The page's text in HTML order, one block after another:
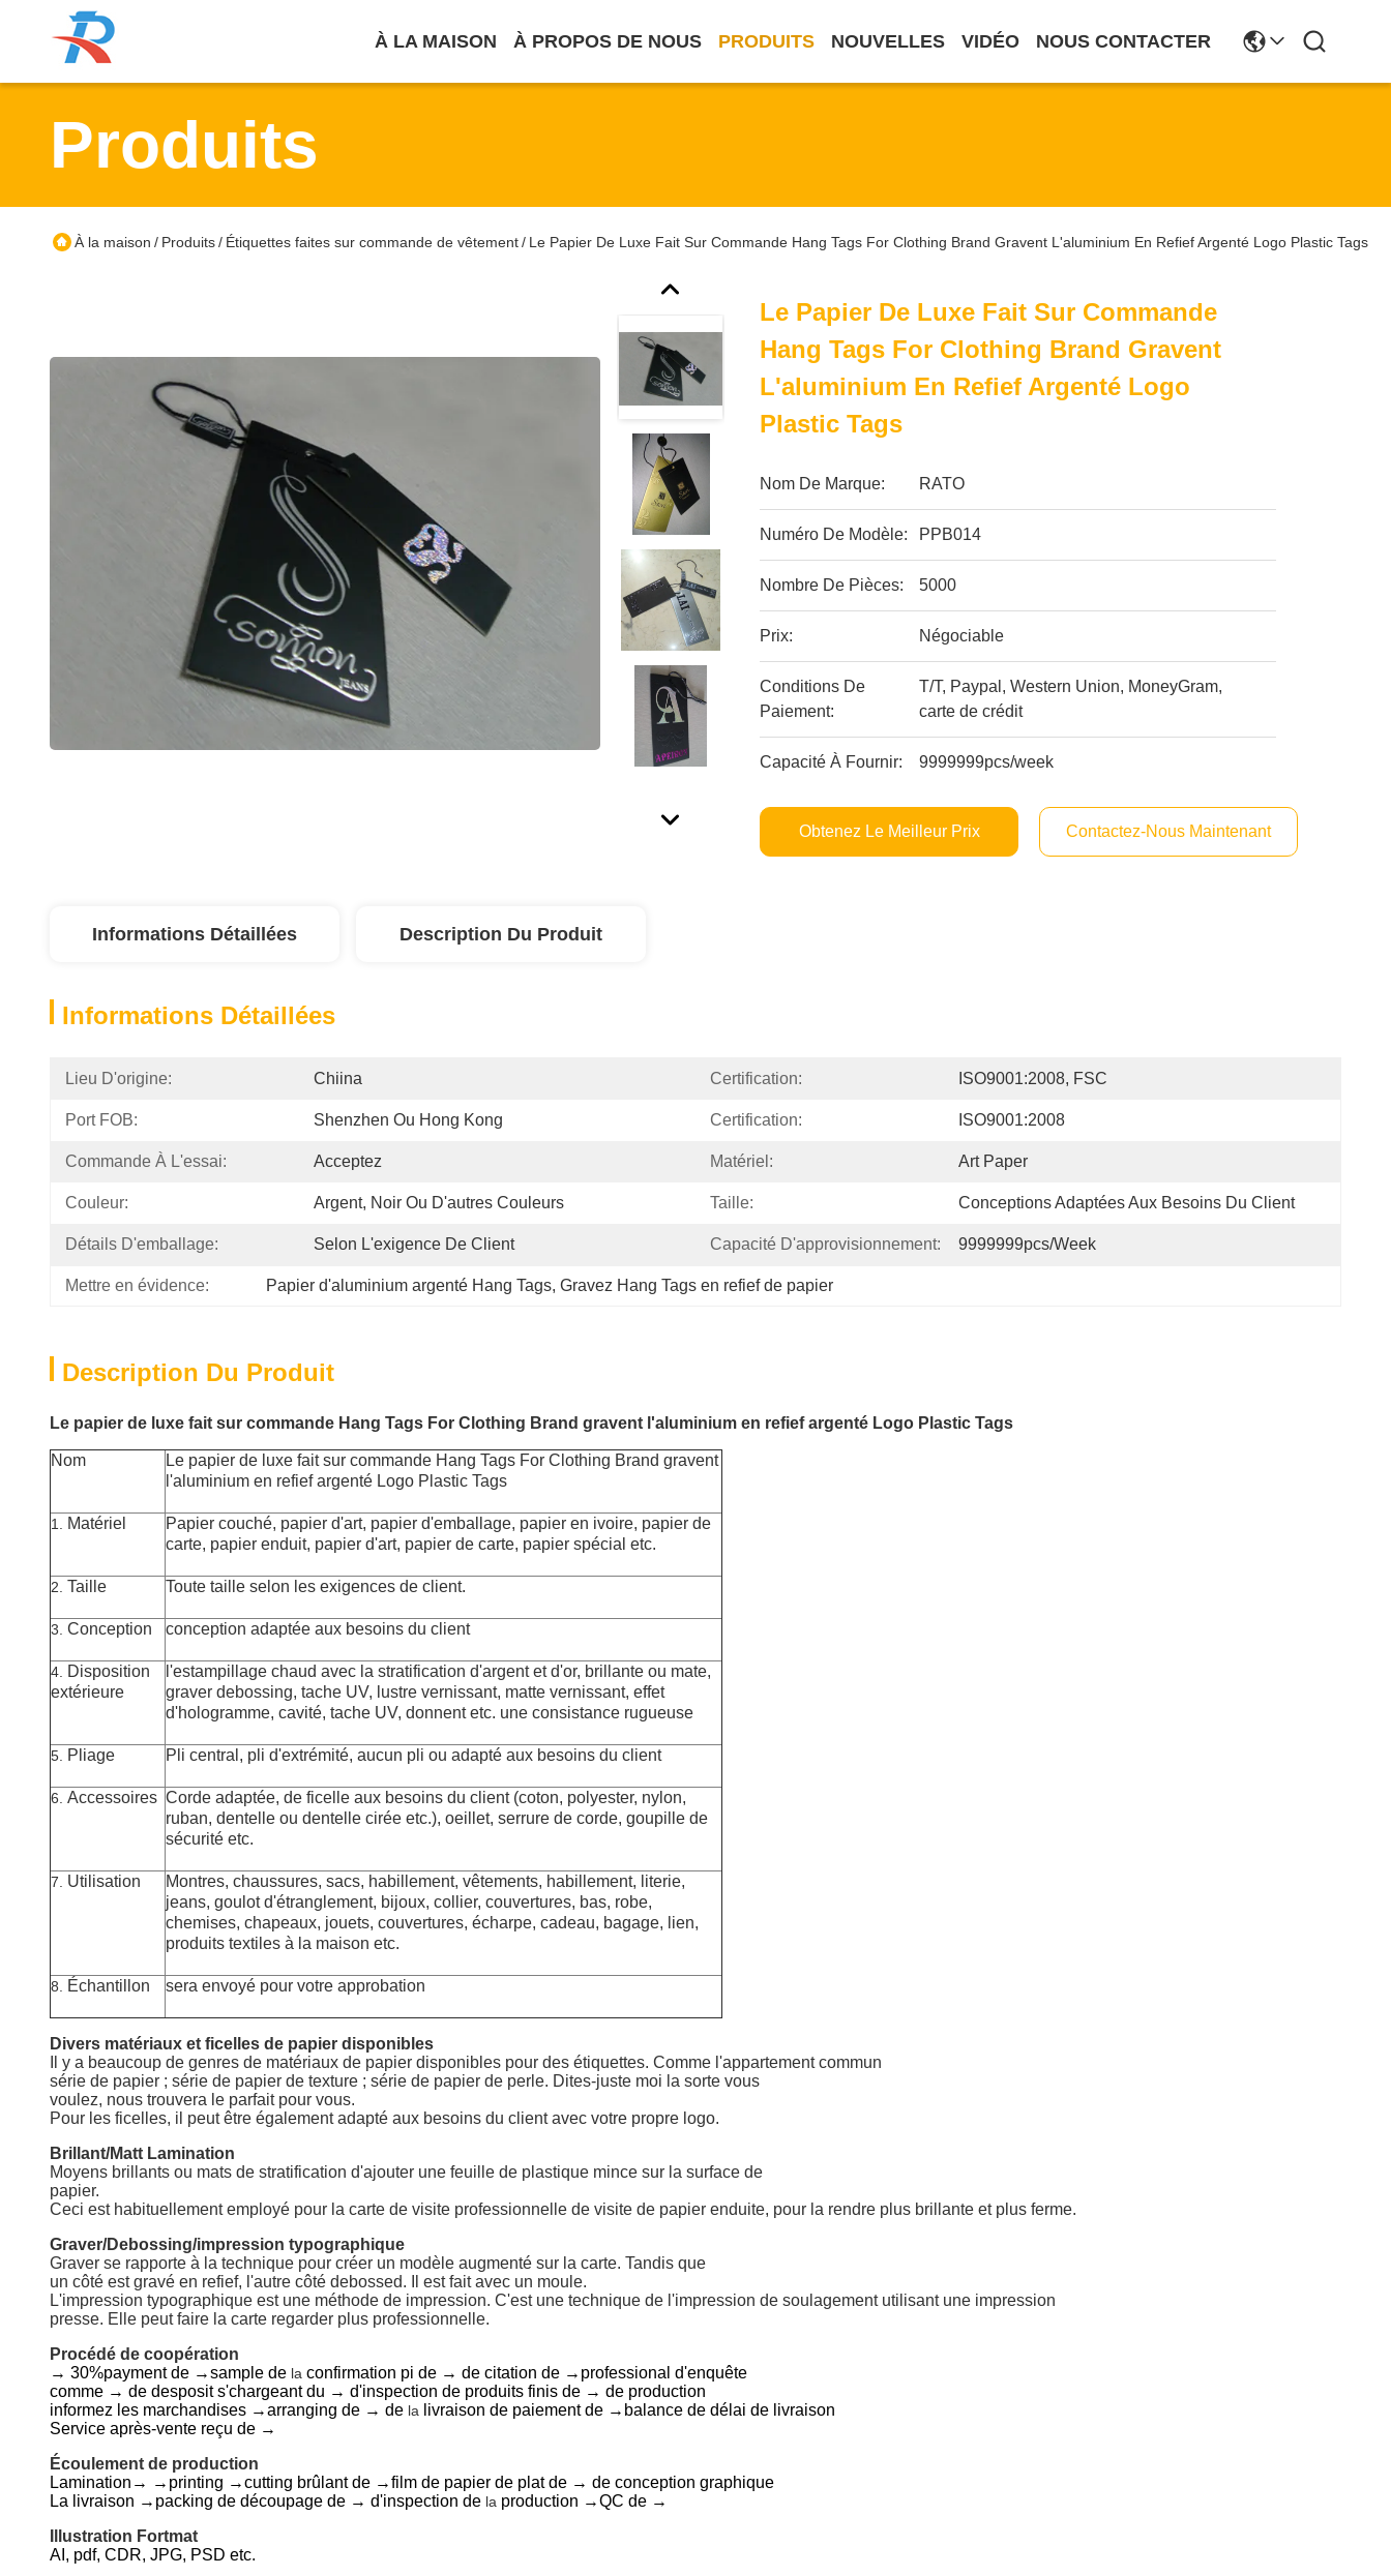
À LA MAISON À PROPOS DE NOUS PRODUITS NOUVELLES VIDÉO NOUS CONTACTER
Produits
À la maison / Produits/ Étiquettes faites sur commande de vêtement/ Le Papier De Luxe Fait Sur Commande Hang Tags For Clothing Brand Gravent L'aluminium En Refief Argenté Logo Plastic Tags
Le Papier De Luxe Fait Sur Commande
Hang Tags For Clothing Brand Gravent
L'aluminium En Refief Argenté Logo
Plastic Tags
Nom De Marque: RATO
Numéro De Modèle: PPB014
Nombre De Pièces: 5000
Prix: Négociable
Conditions De
Paiement:
T/T, Paypal, Western Union, MoneyGram,
carte de crédit
Capacité À Fournir: 9999999pcs/week
Obtenez Le Meilleur Prix Contactez-Nous Maintenant
Informations Détaillées Description Du Produit
Informations Détaillées
Lieu D'origine: Chiina Certification: ISO9001:2008, FSC
Port FOB: Shenzhen Ou Hong Kong Certification: ISO9001:2008
Commande À L'essai: Acceptez Matériel: Art Paper
Couleur: Argent, Noir Ou D'autres Couleurs Taille: Conceptions Adaptées Aux Besoins Du Client
Détails D'emballage: Selon L'exigence De Client Capacité D'approvisionnement: 9999999pcs/week
Mettre en évidence: Papier d'aluminium argenté Hang Tags, Gravez Hang Tags en refief de papier
Description Du Produit
Le papier de luxe fait sur commande Hang Tags For Clothing Brand gravent l'aluminium en refief argenté Logo Plastic Tags
Nom
Le papier de luxe fait sur commande Hang Tags For Clothing Brand gravent
l'aluminium en refief argenté Logo Plastic Tags
1. Matériel Papier couché, papier d'art, papier d'emballage, papier en ivoire, papier de
carte, papier enduit, papier d'art, papier de carte, papier spécial etc.
2. Taille Toute taille selon les exigences de client.
3. Conception conception adaptée aux besoins du client
4.
Disposition
extérieure
l'estampillage chaud avec la stratification d'argent et d'or, brillante ou mate,
graver debossing, tache UV, lustre vernissant, matte vernissant, effet
d'hologramme, cavité, tache UV, donnent etc. une consistance rugueuse
5. Pliage Pli central, pli d'extrémité, aucun pli ou adapté aux besoins du client
6. Accessoires Corde adaptée, de ficelle aux besoins du client (coton, polyester, nylon,
ruban, dentelle ou dentelle cirée etc.), oeillet, serrure de corde, goupille de
sécurité etc.
7. Utilisation Montres, chaussures, sacs, habillement, vêtements, habillement, literie,
jeans, goulot d'étranglement, bijoux, collier, couvertures, bas, robe,
chemises, chapeaux, jouets, couvertures, écharpe, cadeau, bagage, lien,
produits textiles à la maison etc.
8. Échantillon sera envoyé pour votre approbation
Divers matériaux et ficelles de papier disponibles
Il y a beaucoup de genres de matériaux de papier disponibles pour des étiquettes. Comme l'appartement commun
série de papier ; série de papier de texture ; série de papier de perle. Dites-juste moi la sorte vous
voulez, nous trouvera le parfait pour vous.
Pour les ficelles, il peut être également adapté aux besoins du client avec votre propre logo.
Brillant/Matt Lamination
Moyens brillants ou mats de stratification d'ajouter une feuille de plastique mince sur la surface de
papier.
Ceci est habituellement employé pour la carte de visite professionnelle de visite de papier enduite, pour la rendre plus brillante et plus ferme.
Graver/Debossing/impression typographique
Graver se rapporte à la technique pour créer un modèle augmenté sur la carte. Tandis que
un côté est gravé en refief, l'autre côté debossed. Il est fait avec un moule.
L'impression typographique est une méthode de impression. C'est une technique de l'impression de soulagement utilisant une impression
presse. Elle peut faire la carte regarder plus professionnelle.
Procédé de coopération
→ 30%payment de →sample de la confirmation pi de → de citation de →professional d'enquête
comme → de desposit s'chargeant du → d'inspection de produits finis de → de production
informez les marchandises →arranging de → de la
livraison de paiement de →balance de délai de livraison
Service après-vente reçu de →
Écoulement de production
Lamination→ →printing →cutting brûlant de →film de papier de plat de → de conception graphique
La livraison →packing de découpage de → d'inspection de la production →QC de →
Illustration Fortmat
AI, pdf, CDR, JPG, PSD etc.